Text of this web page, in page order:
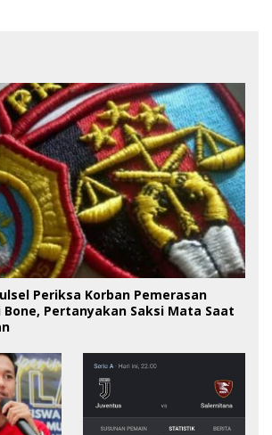
Periksa Korban Pemerasan
Bone, Pertanyakan Saksi Mata Saat